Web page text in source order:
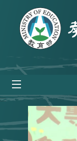
跳到主要內容區塊
:::